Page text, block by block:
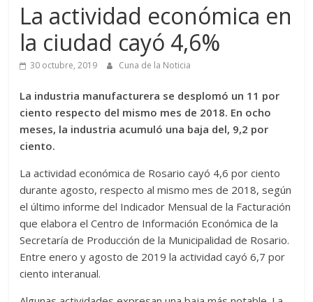
La actividad económica en
la ciudad cayó 4,6%
30 octubre, 2019 Cuna de la Noticia
La industria manufacturera se desplomó un 11 por
ciento respecto del mismo mes de 2018. En ocho
meses, la industria acumuló una baja del, 9,2 por
ciento.
La actividad económica de Rosario cayó 4,6 por ciento
durante agosto, respecto al mismo mes de 2018, según
el último informe del Indicador Mensual de la Facturación
que elabora el Centro de Información Económica de la
Secretaría de Producción de la Municipalidad de Rosario.
Entre enero y agosto de 2019 la actividad cayó 6,7 por
ciento interanual.